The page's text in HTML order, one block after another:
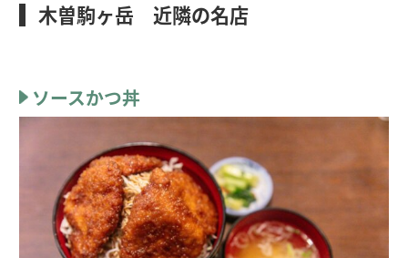
木曽駒ヶ岳 近隣の名店
ソースかつ丼